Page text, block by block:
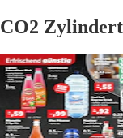
CO2